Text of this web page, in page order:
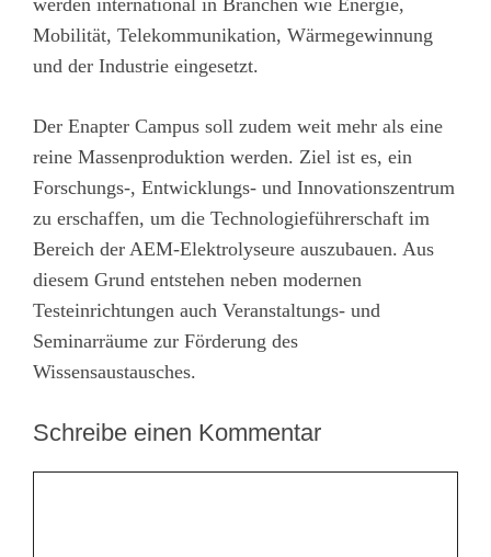
Mobilität, Telekommunikation, Wärmegewinnung
und der Industrie eingesetzt.
Der Enapter Campus soll zudem weit mehr als eine
reine Massenproduktion werden. Ziel ist es, ein
Forschungs-, Entwicklungs- und Innovationszentrum
zu erschaffen, um die Technologieführerschaft im
Bereich der AEM-Elektrolyseure auszubauen. Aus
diesem Grund entstehen neben modernen
Testeinrichtungen auch Veranstaltungs- und
Seminarräume zur Förderung des
Wissensaustausches.
Schreibe einen Kommentar